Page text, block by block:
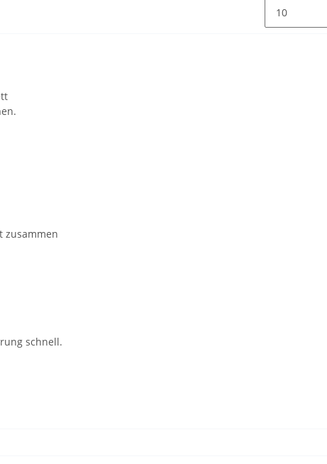
zusammen
schnell.